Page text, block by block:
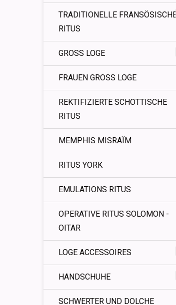
TRADITIONELLE FRANSÖSISCHE
RITUS
GROSS LOGE
FRAUEN GROSS LOGE
REKTIFIZIERTE SCHOTTISCHE
RITUS
MEMPHIS MISRAÏM
RITUS YORK
EMULATIONS RITUS
OPERATIVE RITUS SOLOMON -
OITAR
LOGE ACCESSOIRES
HANDSCHUHE
SCHWERTER UND DOLCHE